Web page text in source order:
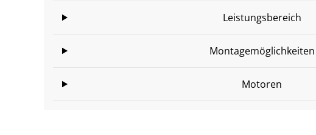
Leistungsbereich
Montagemöglichkeiten
Motoren